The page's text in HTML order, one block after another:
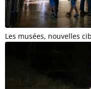
Les musées, nouvelles